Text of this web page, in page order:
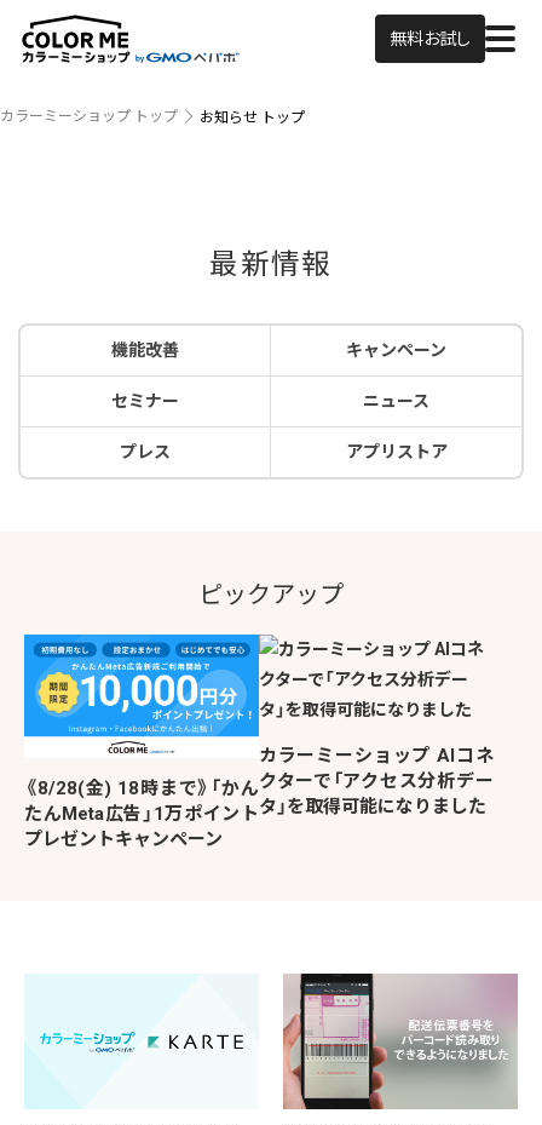
無料お試し
カラーミーショップ トップ お知らせ トップ
最新情報
機能改善 キャンペーン
セミナー ニュース
プレス アプリストア
ピックアップ
《8/28(金) 18時まで》「かん
たんMeta広告」1万ポイント
プレゼントキャンペーン
カラーミーショップ AIコネ
クターで「アクセス分析デー
タ」を取得可能になりました